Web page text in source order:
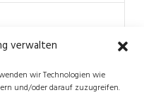
verwalten
wir Technologien wie
und/oder darauf zuzugreifen.